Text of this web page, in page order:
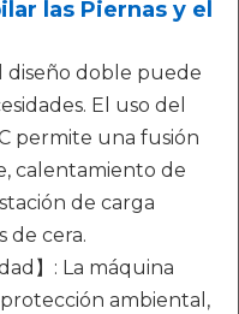
las Piernas y el
diseño doble puede
El uso del
permite una fusión
calentamiento de
de carga
de cera.
】: La máquina
ambiental,